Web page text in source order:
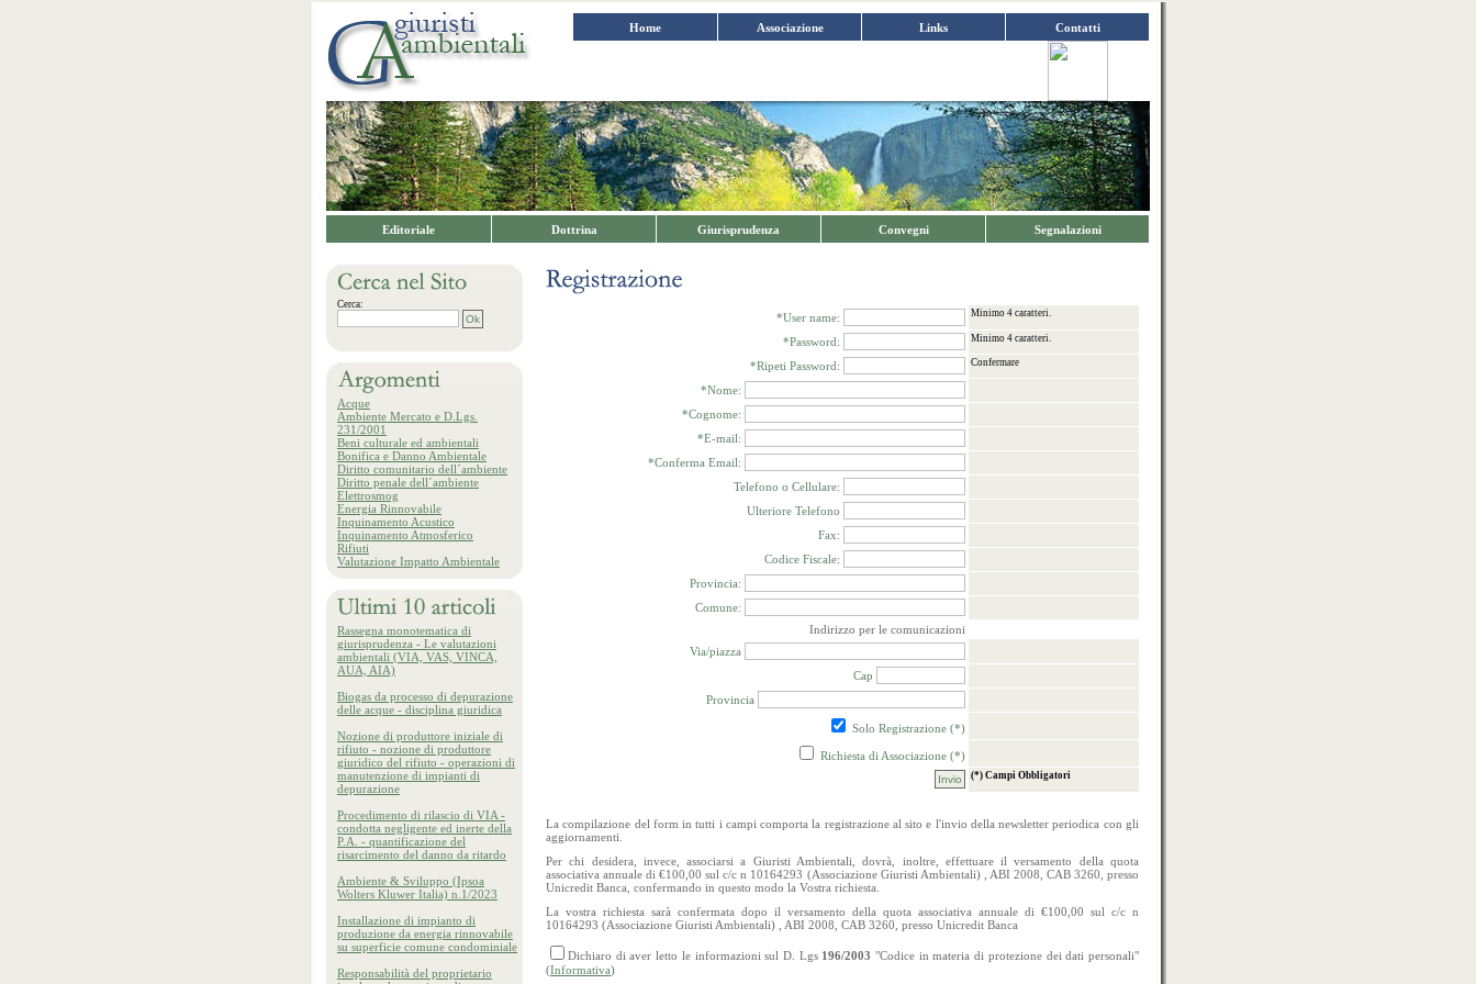
Home Associazione Links Contatti
Editoriale Dottrina Giurisprudenza Convegni Segnalazioni
Cerca:
Acque
Ambiente Mercato e D.Lgs.
231/2001
Beni culturale ed ambientali
Bonifica e Danno Ambientale
Diritto comunitario dell´ambiente
Diritto penale dell´ambiente
Elettrosmog
Energia Rinnovabile
Inquinamento Acustico
Inquinamento Atmosferico
Rifiuti
Valutazione Impatto Ambientale
Rassegna monotematica di
giurisprudenza - Le valutazioni
ambientali (VIA, VAS, VINCA,
AUA, AIA)
Biogas da processo di depurazione
delle acque - disciplina giuridica
Nozione di produttore iniziale di
rifiuto - nozione di produttore
giuridico del rifiuto - operazioni di
manutenzione di impianti di
depurazione
Procedimento di rilascio di VIA -
condotta negligente ed inerte della
P.A. - quantificazione del
risarcimento del danno da ritardo
Ambiente & Sviluppo (Ipsoa
Wolters Kluwer Italia) n.1/2023
Installazione di impianto di
produzione da energia rinnovabile
su superficie comune condominiale
Responsabilità del proprietario
*User name: Minimo 4 caratteri.
*Password: Minimo 4 caratteri.
*Ripeti Password: Confermare
*Nome:
*Cognome:
*E-mail:
*Conferma Email:
Telefono o Cellulare:
Ulteriore Telefono
Fax:
Codice Fiscale:
Provincia:
Comune:
Indirizzo per le comunicazioni
Via/piazza
Cap
Provincia
Solo Registrazione (*)
Richiesta di Associazione (*)
(*) Campi Obbligatori
La compilazione del form in tutti i campi comporta la registrazione al sito e l'invio della newsletter periodica con gli
aggiornamenti.
Per chi desidera, invece, associarsi a Giuristi Ambientali, dovrà, inoltre, effettuare il versamento della quota
associativa annuale di €100,00 sul c/c n 10164293 (Associazione Giuristi Ambientali) , ABI 2008, CAB 3260, presso
Unicredit Banca, confermando in questo modo la Vostra richiesta.
La vostra richiesta sarà confermata dopo il versamento della quota associativa annuale di €100,00 sul c/c n
10164293 (Associazione Giuristi Ambientali) , ABI 2008, CAB 3260, presso Unicredit Banca
Dichiaro di aver letto le informazioni sul D. Lgs 196/2003 "Codice in materia di protezione dei dati personali"
(Informativa)